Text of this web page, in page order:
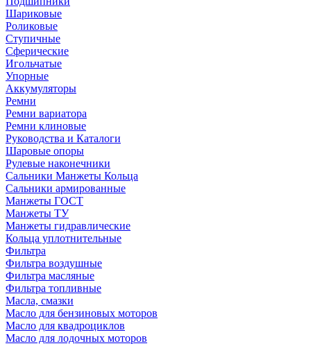
Шариковые
Роликовые
Ступичные
Сферические
Игольчатые
Упорные
Аккумуляторы
Ремни
Ремни вариатора
Ремни клиновые
Руководства и Каталоги
Шаровые опоры
Рулевые наконечники
Сальники Манжеты Кольца
Сальники армированные
Манжеты ГОСТ
Манжеты ТУ
Манжеты гидравлические
Кольца уплотнительные
Фильтра
Фильтра воздушные
Фильтра масляные
Фильтра топливные
Масла, смазки
Масло для бензиновых моторов
Масло для квадроциклов
Масло для лодочных моторов